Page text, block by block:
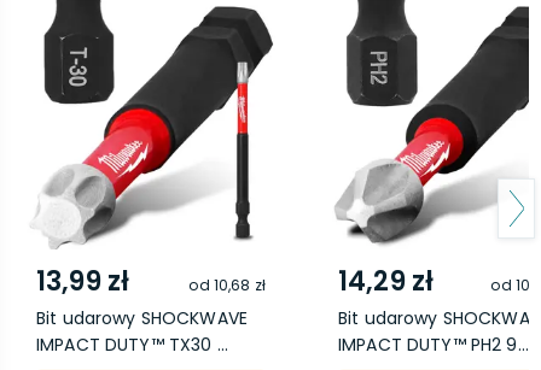
13,99 zł od 10,68 zł
Bit udarowy SHOCKWAVE
IMPACT DUTY™ TX30 ...
14,29 zł od
Bit udarowy
IMPACT DUTY™ PH2 9...